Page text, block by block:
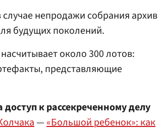
непродажи собрания архив
будущих поколений.
около 300 лотов:
представляющие
к рассекреченному делу
—«Большой ребенок»: как